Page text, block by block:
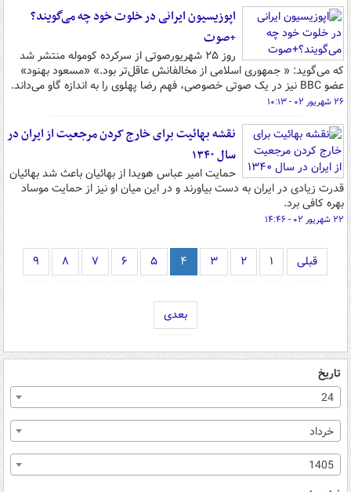
اپوزیسیون ایرانی در خلوت خود چه می‌گویند؟
+صوت
روز ۲۵ شهریورصوتی از سرکرده کوموله منتشر شد
که می‌گوید: « جمهوری اسلامی از مخالفانش عاقل‌تر بود.» «مسعود بهنود»
عضو BBC نیز در یک صوتی خصوصی، فهم رضا پهلوی را به اندازه گاو می‌داند.
۲۶ شهریور ۰۲ - ۱۰:۱۳
نقشه بهائیت برای خارج کردن مرجعیت از ایران در
سال ۱۳۴۰
حمایت امیر عباس هویدا از بهائیان باعث شد بهائیان
قدرت زیادی در ایران به دست بیاورند و در این میان او نیز از حمایت موساد
بهره کافی برد.
۲۲ شهریور ۰۲ - ۱۴:۴۶
قبلی ۱ ۲ ۳ ۴ ۵ ۶ ۷ ۸ ۹
بعدی
تاریخ
24
خرداد
1405